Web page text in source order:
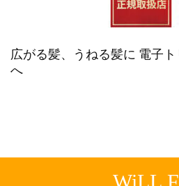
広がる髪、うねる髪に 電子
へ